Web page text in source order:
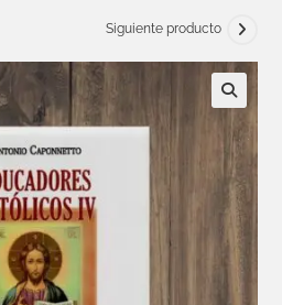
Siguiente producto